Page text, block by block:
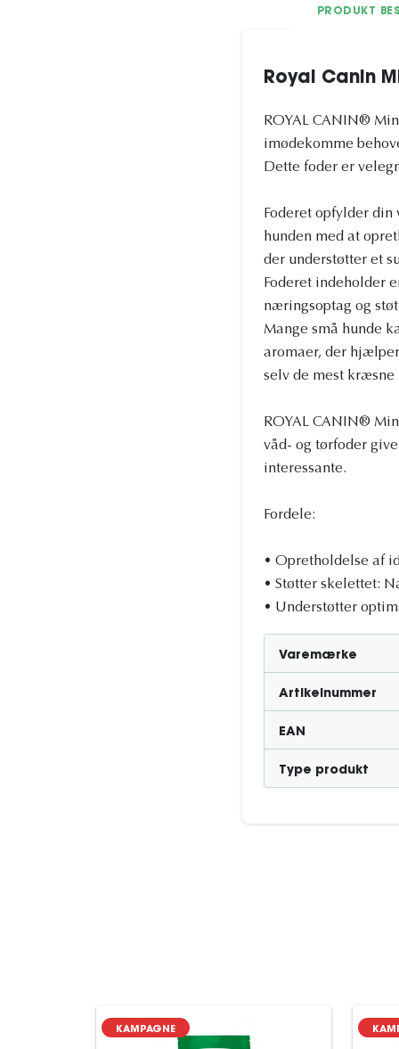
PRODUKT
Royal Canin
ROYAL CANIN®
imødekomme
Dette foder er
Foderet opfylder
hunden med at
der understøtter et
Foderet indeholder
næringsoptag og
Mange små hunde
aromaer, der
selv de mest kræsne
ROYAL CANIN®
våd- og tørfoder
interessante.
Fordele:
• Opretholdelse af
• Støtter skelettet:
• Understøtter
Varemærke
Artikelnummer
EAN
Type produkt
KAMPAGNE